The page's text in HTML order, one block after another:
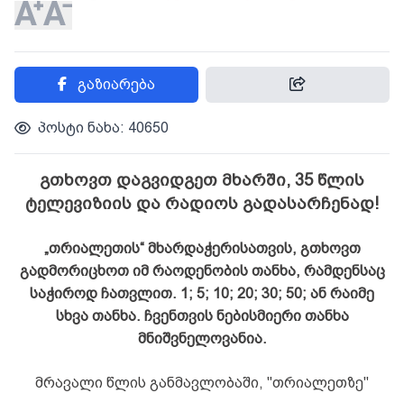
გაზიარება
პოსტი ნახა: 40650
გთხოვთ დაგვიდგეთ მხარში, 35 წლის
ტელევიზიის და რადიოს გადასარჩენად!
„თრიალეთის“ მხარდაჭერისათვის, გთხოვთ
გადმორიცხოთ იმ რაოდენობის თანხა, რამდენსაც
საჭიროდ ჩათვლით. 1; 5; 10; 20; 30; 50; ან რაიმე
სხვა თანხა. ჩვენთვის ნებისმიერი თანხა
მნიშვნელოვანია.
მრავალი წლის განმავლობაში, "თრიალეთზე"